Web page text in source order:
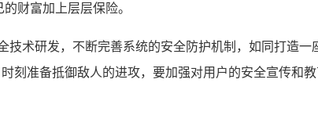
财富加上层层保险。
技术研发，不断完善系统的安全防护机制，如同打造
刻准备抵御敌人的进攻，要加强对用户的安全宣传和